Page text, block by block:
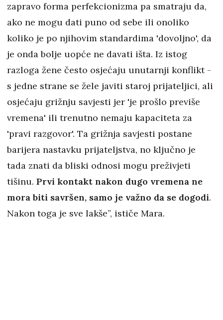
zapravo forma perfekcionizma pa smatraju da,
ako ne mogu dati puno od sebe ili onoliko
koliko je po njihovim standardima 'dovoljno', da
je onda bolje uopće ne davati išta. Iz istog
razloga žene često osjećaju unutarnji konflikt -
s jedne strane se žele javiti staroj prijateljici, ali
osjećaju grižnju savjesti jer 'je prošlo previše
vremena' ili trenutno nemaju kapaciteta za
'pravi razgovor'. Ta grižnja savjesti postane
barijera nastavku prijateljstva, no ključno je
tada znati da bliski odnosi mogu preživjeti
tišinu. Prvi kontakt nakon dugo vremena ne
mora biti savršen, samo je važno da se dogodi.
Nakon toga je sve lakše”, ističe Mara.